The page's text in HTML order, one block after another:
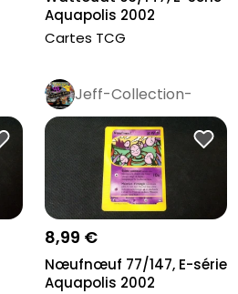
Aquapolis 2002
Cartes TCG
Jeff-Collection-
Rétro Pro
8,99 €
Nœufnœuf 77/147, E-série
Aquapolis 2002